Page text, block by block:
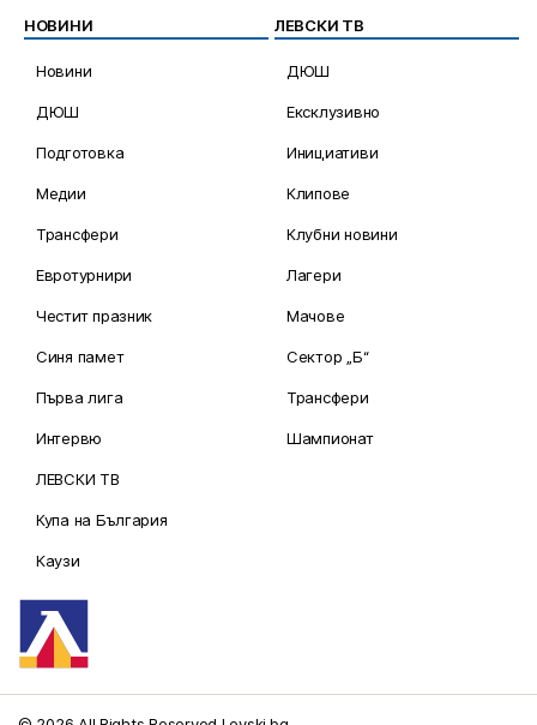
НОВИНИ
Новини
ДЮШ
Подготовка
Медии
Трансфери
Евротурнири
Честит празник
Синя памет
Първа лига
Интервю
ЛЕВСКИ ТВ
Купа на България
Каузи
ЛЕВСКИ ТВ
ДЮШ
Ексклузивно
Инициативи
Клипове
Клубни новини
Лагери
Мачове
Сектор „Б“
Трансфери
Шампионат